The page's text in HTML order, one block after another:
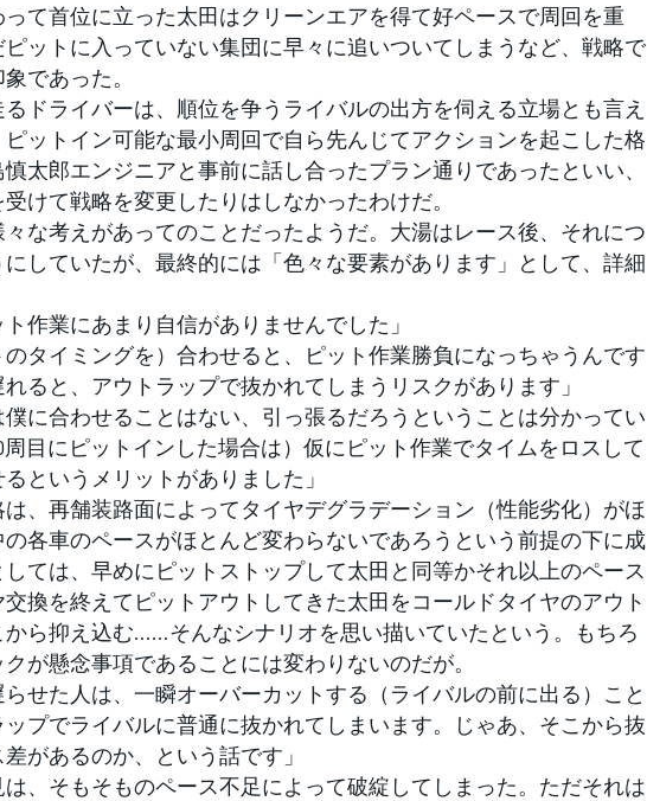
て首位に立った太田はクリーンエアを得て好ペースで周回を重
ットに入っていない集団に早々に追いついてしまうなど、戦略で
であった。
ドライバーは、順位を争うライバルの出方を伺える立場とも言え
ットイン可能な最小周回で自ら先んじてアクションを起こした格
太郎エンジニアと事前に話し合ったプラン通りであったといい、
けて戦略を変更したりはしなかったわけだ。
な考えがあってのことだったようだ。大湯はレース後、それにつ
していたが、最終的には「色々な要素があります」として、詳細
ト作業にあまり自信がありませんでした」
のタイミングを）合わせると、ピット作業勝負になっちゃうんです
ると、アウトラップで抜かれてしまうリスクがあります」
僕に合わせることはない、引っ張るだろうということは分かってい
周目にピットインした場合は）仮にピット作業でタイムをロスして
というメリットがありました」
、再舗装路面によってタイヤデグラデーション（性能劣化）がほ
各車のペースがほとんど変わらないであろうという前提の下に成
ては、早めにピットストップして太田と同等かそれ以上のペース
換を終えてピットアウトしてきた太田をコールドタイヤのアウト
から抑え込む……そんなシナリオを思い描いていたという。もちろ
が懸念事項であることには変わりないのだが。
らせた人は、一瞬オーバーカットする（ライバルの前に出る）こと
プでライバルに普通に抜かれてしまいます。じゃあ、そこから抜
があるのか、という話です」
、そもそものペース不足によって破綻してしまった。ただそれは